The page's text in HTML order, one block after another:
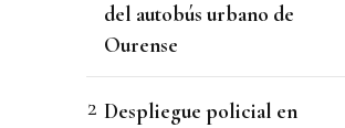
del autobús urbano de
Ourense
Despliegue policial en